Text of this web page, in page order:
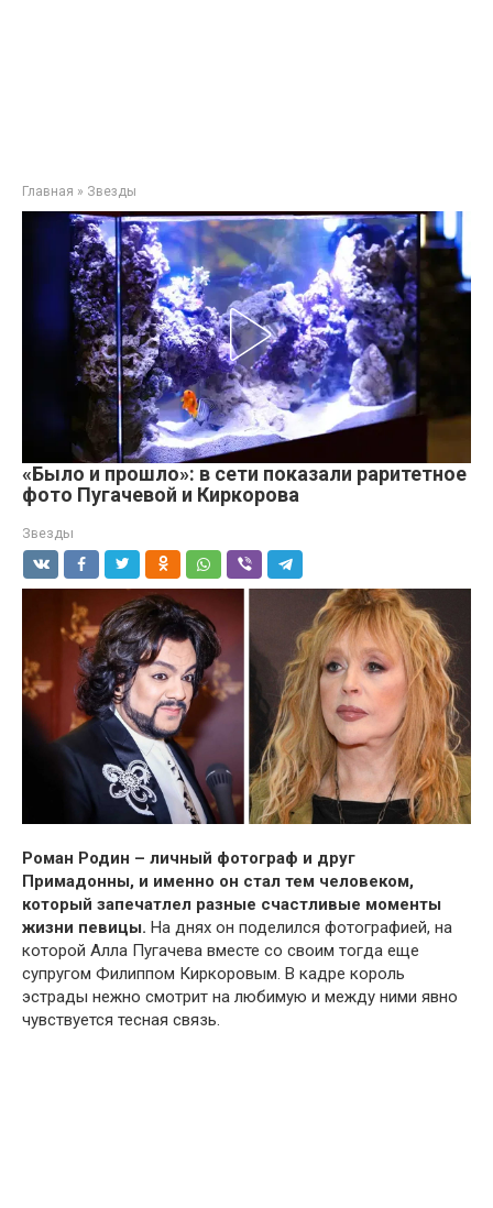
Главная » Звезды
«Было и прошло»: в сети показали раритетное
фото Пугачевой и Киркорова
Звезды
Роман Родин – личный фотограф и друг
Примадонны, и именно он стал тем человеком,
который запечатлел разные счастливые моменты
жизни певицы. На днях он поделился фотографией, на
которой Алла Пугачева вместе со своим тогда еще
супругом Филиппом Киркоровым. В кадре король
эстрады нежно смотрит на любимую и между ними явно
чувствуется тесная связь.